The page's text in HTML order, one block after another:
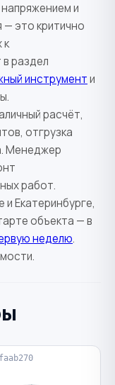
и
— это критично
к
раздел
инструменти
расчёт,
отгрузка
Менеджер
работ.
Екатеринбурге,
объекта — в
неделю.